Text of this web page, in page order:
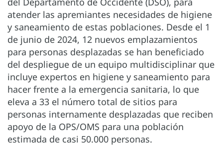
atender las apremiantes necesidades de higiene
y saneamiento de estas poblaciones. Desde el 1
de junio de 2024, 12 nuevos emplazamientos
para personas desplazadas se han beneficiado
del despliegue de un equipo multidisciplinar que
incluye expertos en higiene y saneamiento para
hacer frente a la emergencia sanitaria, lo que
eleva a 33 el número total de sitios para
personas internamente desplazadas que reciben
apoyo de la OPS/OMS para una población
estimada de casi 50.000 personas.